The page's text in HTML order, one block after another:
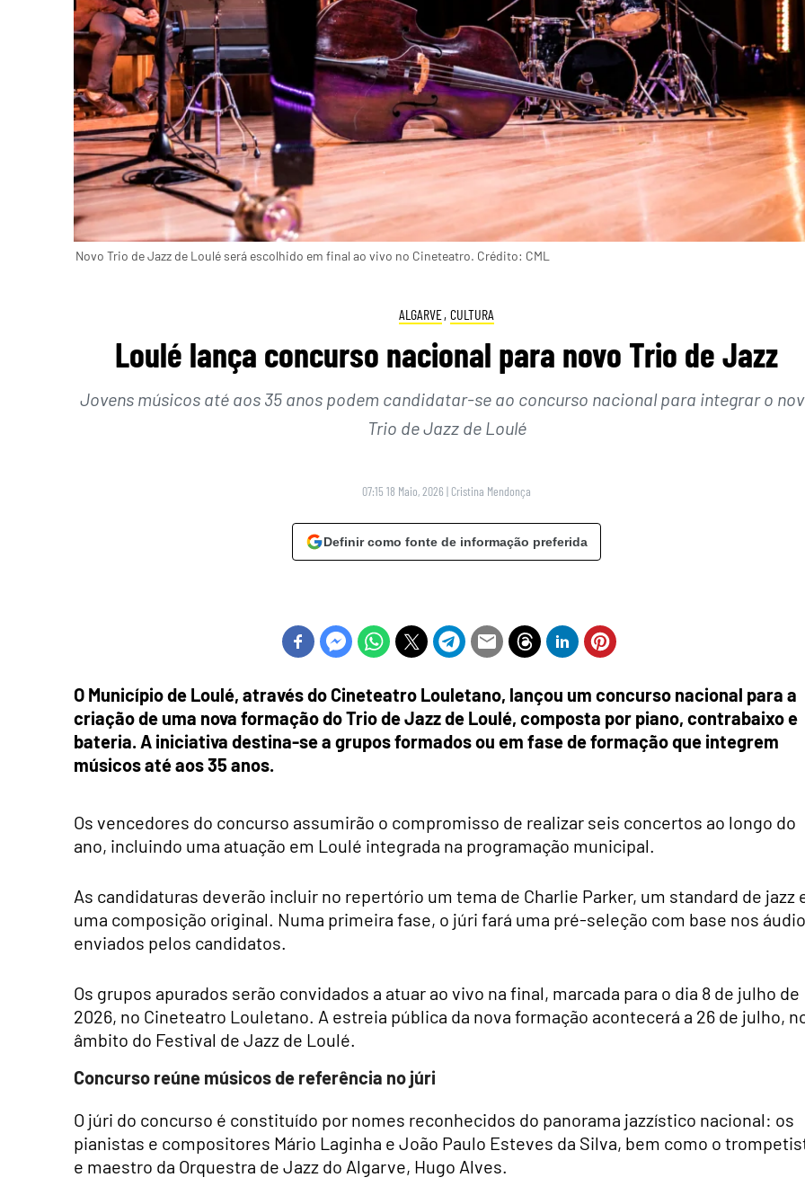
Novo Trio de Jazz de Loulé será escolhido em final ao vivo no Cineteatro. Crédito: CML
ALGARVE, CULTURA
Loulé lança concurso nacional para novo Trio de Jazz
Jovens músicos até aos 35 anos podem candidatar-se ao concurso nacional para integrar o
Trio de Jazz de Loulé
07:15 18 Maio, 2026 | Cristina Mendonça
Definir como fonte de informação preferida
O Município de Loulé, através do Cineteatro Louletano, lançou um concurso nacional para a
criação de uma nova formação do Trio de Jazz de Loulé, composta por piano, contrabaixo e
bateria. A iniciativa destina-se a grupos formados ou em fase de formação que integrem
músicos até aos 35 anos.
Os vencedores do concurso assumirão o compromisso de realizar seis concertos ao longo do
ano, incluindo uma atuação em Loulé integrada na programação municipal.
As candidaturas deverão incluir no repertório um tema de Charlie Parker, um standard de jazz
uma composição original. Numa primeira fase, o júri fará uma pré-seleção com base nos
enviados pelos candidatos.
Os grupos apurados serão convidados a atuar ao vivo na final, marcada para o dia 8 de julho de
2026, no Cineteatro Louletano. A estreia pública da nova formação acontecerá a 26 de julho,
âmbito do Festival de Jazz de Loulé.
Concurso reúne músicos de referência no júri
O júri do concurso é constituído por nomes reconhecidos do panorama jazzístico nacional: os
pianistas e compositores Mário Laginha e João Paulo Esteves da Silva, bem como o
e maestro da Orquestra de Jazz do Algarve, Hugo Alves.